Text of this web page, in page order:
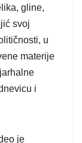
gline,
svoj
u
materije
i
je